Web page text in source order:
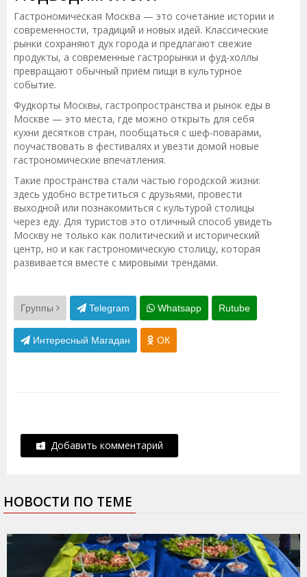
Гастрономическая Москва — это сочетание истории и
современности, традиций и новых идей. Классические
рынки сохраняют дух города и предлагают свежие
продукты, а современные гастрорынки и фуд-холлы
превращают обычный приём пищи в культурное
событие.
Фудкорты Москвы, гастропространства и рынок еды в
Москве — это места, где можно открыть для себя
кухни десятков стран, пообщаться с шеф-поварами,
поучаствовать в фестивалях и увезти домой новые
гастрономические впечатления.
Такие пространства стали частью городской жизни:
здесь удобно встретиться с друзьями, провести
выходной или познакомиться с культурой столицы
через еду. Для туристов это отличный способ увидеть
Москву не только как политический и исторический
центр, но и как гастрономическую столицу, которая
развивается вместе с мировыми трендами.
Группы Telegram Whatsapp Rutube
Интересный Магадан ОК
Добавить комментарий
НОВОСТИ ПО ТЕМЕ